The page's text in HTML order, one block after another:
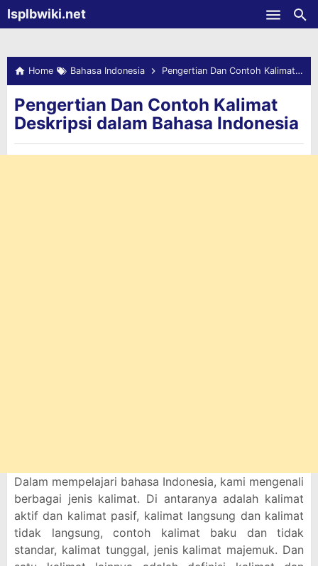
-->Isplbwiki.net
Home Bahasa Indonesia Pengertian Dan Contoh Kalimat Deskripsi dalam Bahasa Indonesia
Pengertian Dan Contoh Kalimat
Deskripsi dalam Bahasa Indonesia
Dalam mempelajari bahasa Indonesia, kami mengenali
berbagai jenis kalimat. Di antaranya adalah kalimat
aktif dan kalimat pasif, kalimat langsung dan kalimat
tidak langsung, contoh kalimat baku dan tidak
standar, kalimat tunggal, jenis kalimat majemuk. Dan